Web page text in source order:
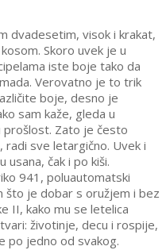
dvadesetim, visok i krakat,
Skoro uvek je u
iste boje tako da
Verovatno je to trik
boje, desno je
sam kaže, gleda u
prošlost. Zato je često
radi sve letargično. Uvek i
čak i po kiši.
941, poluautomatski
što je dobar s oružjem i bez
II, kako mu se letelica
životinje, decu i rospije,
po jedno od svakog.